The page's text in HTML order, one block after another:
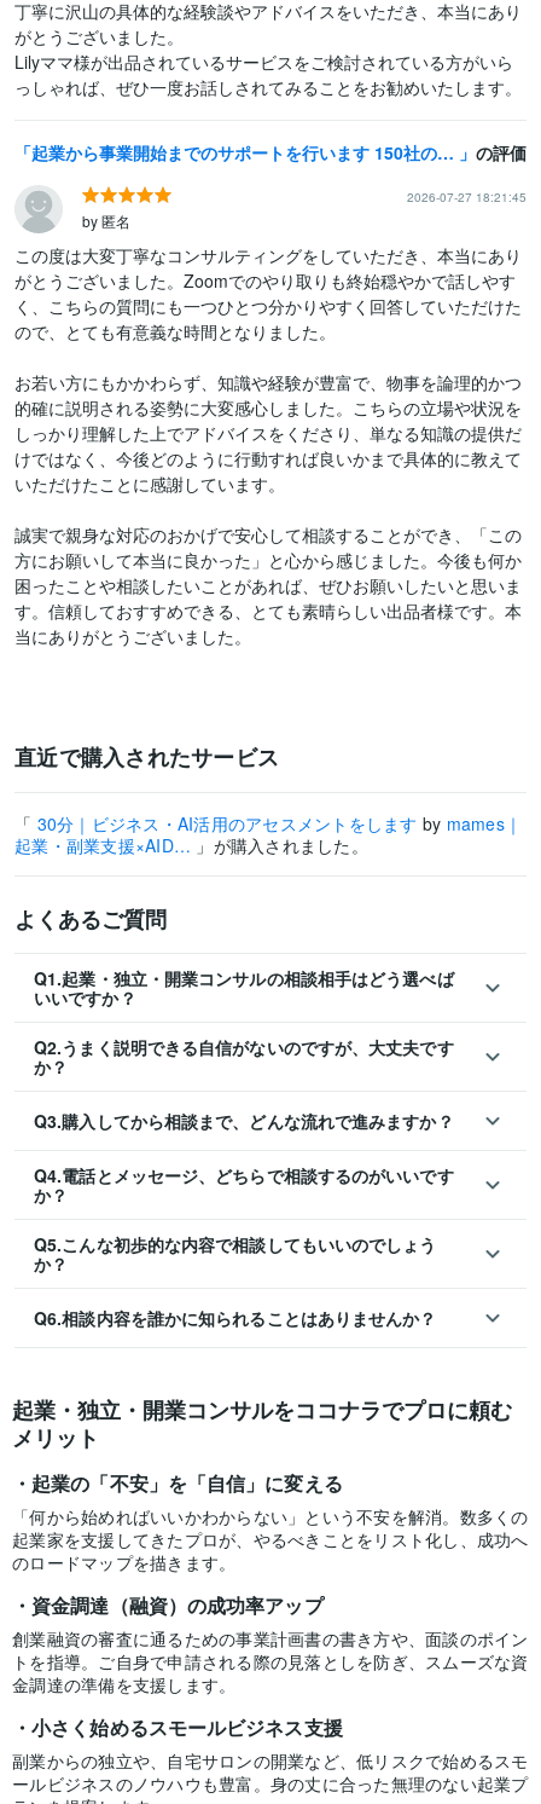
丁寧に沢山の具体的な経験談やアドバイスをいただき、本当にあり
がとうございました。
Lilyママ様が出品されているサービスをご検討されている方がいら
っしゃれば、ぜひ一度お話しされてみることをお勧めいたします。
起業から事業開始までのサポートを行います 150社の起業サポートをしてきた経験から金銭や従業員管理まで の評価
2026-07-27 18:21:45
by 匿名
この度は大変丁寧なコンサルティングをしていただき、本当にあり
がとうございました。Zoomでのやり取りも終始穏やかで話しやす
く、こちらの質問にも一つひとつ分かりやすく回答していただけた
ので、とても有意義な時間となりました。
お若い方にもかかわらず、知識や経験が豊富で、物事を論理的かつ
的確に説明される姿勢に大変感心しました。こちらの立場や状況を
しっかり理解した上でアドバイスをくださり、単なる知識の提供だ
けではなく、今後どのように行動すれば良いかまで具体的に教えて
いただけたことに感謝しています。
誠実で親身な対応のおかげで安心して相談することができ、「この
方にお願いして本当に良かった」と心から感じました。今後も何か
困ったことや相談したいことがあれば、ぜひお願いしたいと思いま
す。信頼しておすすめできる、とても素晴らしい出品者様です。本
当にありがとうございました。
直近で購入されたサービス
「 30分｜ビジネス・AI活用のアセスメントをします by mames｜
起業・副業支援×AID… 」が購入されました。
よくあるご質問
Q1.起業・独立・開業コンサルの相談相手はどう選べば
いいですか？
Q2.うまく説明できる自信がないのですが、大丈夫です
か？
Q3.購入してから相談まで、どんな流れで進みますか？
Q4.電話とメッセージ、どちらで相談するのがいいです
か？
Q5.こんな初歩的な内容で相談してもいいのでしょう
か？
Q6.相談内容を誰かに知られることはありませんか？
起業・独立・開業コンサルをココナラでプロに頼む
メリット
起業の「不安」を「自信」に変える
「何から始めればいいかわからない」という不安を解消。数多くの
起業家を支援してきたプロが、やるべきことをリスト化し、成功へ
のロードマップを描きます。
資金調達（融資）の成功率アップ
創業融資の審査に通るための事業計画書の書き方や、面談のポイン
トを指導。ご自身で申請される際の見落としを防ぎ、スムーズな資
金調達の準備を支援します。
小さく始めるスモールビジネス支援
副業からの独立や、自宅サロンの開業など、低リスクで始めるスモ
ールビジネスのノウハウも豊富。身の丈に合った無理のない起業プ